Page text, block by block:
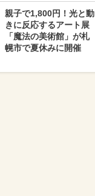
親子で1,800円！光と動
きに反応するアート展
「魔法の美術館」が札
幌市で夏休みに開催